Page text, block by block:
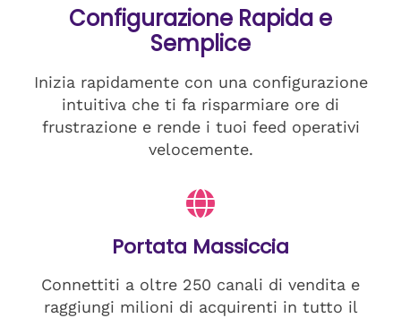
Configurazione Rapida e
Semplice
Inizia rapidamente con una configurazione
intuitiva che ti fa risparmiare ore di
frustrazione e rende i tuoi feed operativi
velocemente.
Portata Massiccia
Connettiti a oltre 250 canali di vendita e
raggiungi milioni di acquirenti in tutto il